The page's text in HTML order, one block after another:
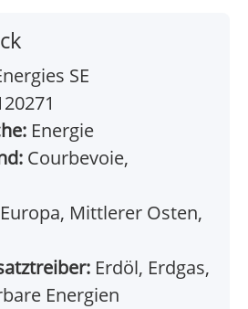
SE
Energie
Courbevoie,
Europa, Mittlerer Osten,
Erdöl, Erdgas,
Energien